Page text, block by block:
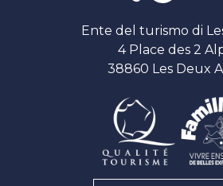
Ente del turismo di
4 Place des 2
38860 Les Deux